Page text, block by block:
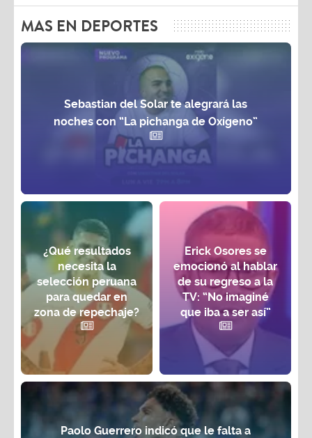
MAS EN DEPORTES
Sebastian del Solar te alegrará las
noches con “La pichanga de Oxígeno”
¿Qué resultados
necesita la
selección peruana
para quedar en
zona de repechaje?
Erick Osores se
emocionó al hablar
de su regreso a la
TV: “No imaginé
que iba a ser así”
Paolo Guerrero indicó que le falta a